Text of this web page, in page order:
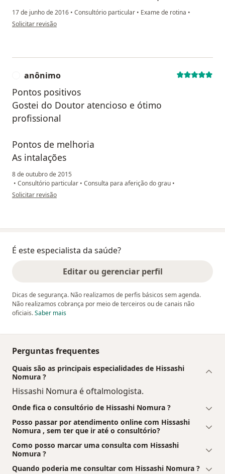
17 de junho de 2016 • Consultório particular • Exame de rotina •
na opinião do utilizador Sua conta foi excluída
Solicitar revisão
anônimo
Pontos positivos
Gostei do Doutor atencioso e ótimo
profissional
Pontos de melhoria
As intalações
8 de outubro de 2015
• Consultório particular • Consulta para aferição do grau •
na opinião do utilizador anônimo
Solicitar revisão
É este especialista da saúde?
Editar ou gerenciar perfil
Dicas de segurança. Não realizamos de perfis básicos sem agenda.
Não realizamos cobrança por meio de terceiros ou de canais não
oficiais.Saber mais
Perguntas frequentes
Quais são as principais especialidades de Hissashi
Nomura ?
Hissashi Nomura é oftalmologista.
Onde fica o consultório de Hissashi Nomura ?
Posso passar por atendimento online com Hissashi
Nomura , sem ter que ir até o consultório?
Como posso marcar uma consulta com Hissashi
Nomura ?
Quando poderia me consultar com Hissashi Nomura ?